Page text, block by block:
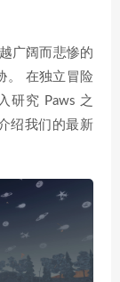
广阔而悲惨的
。 在独立冒险
研究 Paws 之
绍我们的最新